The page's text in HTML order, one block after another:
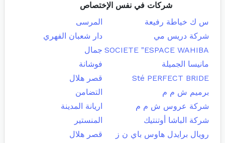
شركات في نفس الإختصاص
س ك خياطة رفيعة
المرسى
شركة دريس مي
دار شعبان الفهري
SOCIETE "ESPACE WAHIBA جمال
مانيسا الجميلة
فوشانة
Sté PERFECT BRIDE
قصر هلال
برميم ش م م
التضامن
شركة عروس ش م م
اريانة المدينة
شركة الباشا أوتنتيك
المنستير
رويال برايدل هاوس باي ن ز
قصر هلال